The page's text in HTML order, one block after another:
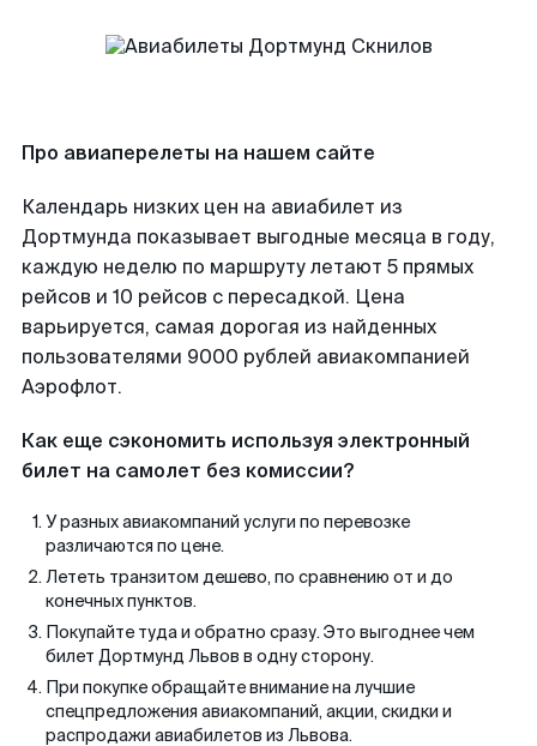
Про авиаперелеты на нашем сайте
Календарь низких цен на авиабилет из
Дортмунда показывает выгодные месяца в году,
каждую неделю по маршруту летают 5 прямых
рейсов и 10 рейсов с пересадкой. Цена
варьируется, самая дорогая из найденных
пользователями 9000 рублей авиакомпанией
Аэрофлот.
Как еще сэкономить используя электронный
билет на самолет без комиссии?
У разных авиакомпаний услуги по перевозке
различаются по цене.
Лететь транзитом дешево, по сравнению от и до
конечных пунктов.
Покупайте туда и обратно сразу. Это выгоднее чем
билет Дортмунд Львов в одну сторону.
При покупке обращайте внимание на лучшие
спецпредложения авиакомпаний, акции, скидки и
распродажи авиабилетов из Львова.